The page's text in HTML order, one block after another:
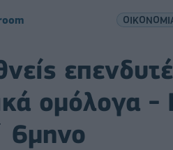
ομόλογα -
6μηνο